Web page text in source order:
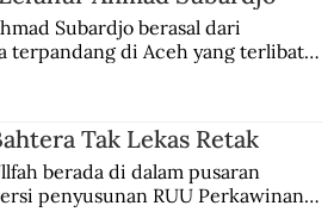
Subardjo berasal dari
terpandang di Aceh yang terlibat
Tak Lekas Retak
berada di dalam pusaran
penyusunan RUU Perkawinan.